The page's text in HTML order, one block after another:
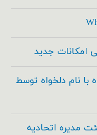
با نام دلخواه توسط
مدیره اتحادیه